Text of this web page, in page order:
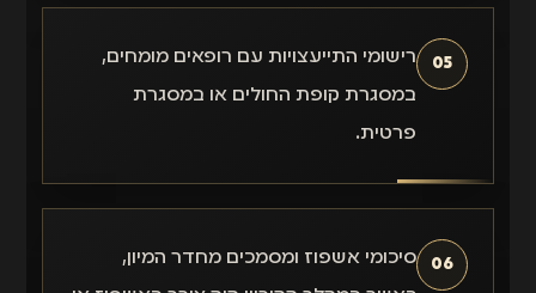
05
רישומי התייעצויות עם רופאים מומחים,
במסגרת קופת החולים או במסגרת
פרטית.
06
סיכומי אשפוז ומסמכים מחדר המיון,